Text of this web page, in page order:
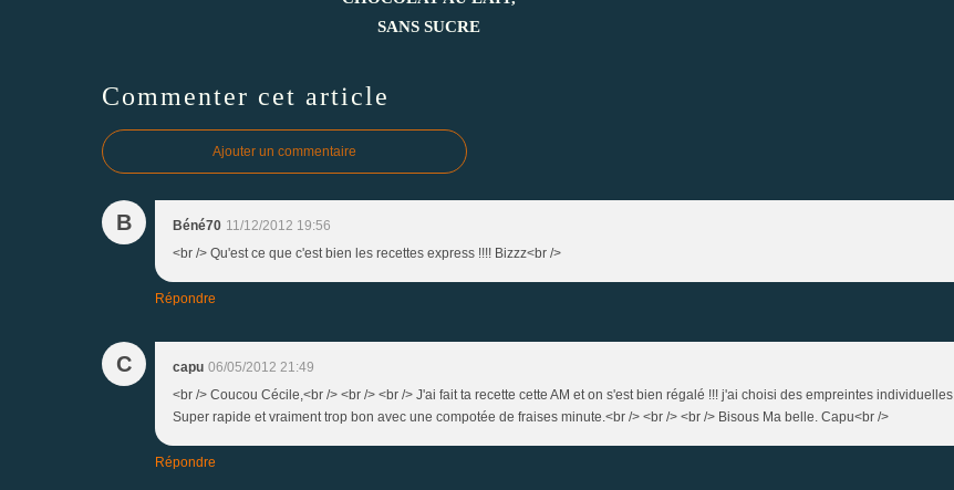
SANS SUCRE
Commenter cet article
Ajouter un commentaire
B Béné70 11/12/2012 19:56
<br /> Qu'est ce que c'est bien les recettes express !!!! Bizzz<br />
Répondre
C capu 06/05/2012 21:49
<br /> Coucou Cécile,<br /> <br /> <br /> J'ai fait ta recette cette AM et on s'est bien régalé !!! j'ai choisi des empreintes individuelles.
Super rapide et vraiment trop bon avec une compotée de fraises minute.<br /> <br /> <br /> Bisous Ma belle. Capu<br />
Répondre